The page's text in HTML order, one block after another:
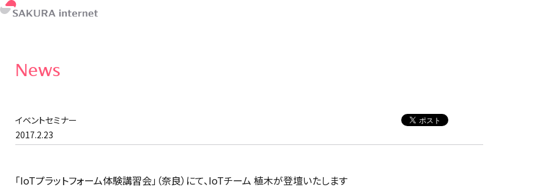
News
イベントセミナー
2017.2.23
「IoTプラットフォーム体験講習会」（奈良）にて、IoTチーム 植木が登壇いたします